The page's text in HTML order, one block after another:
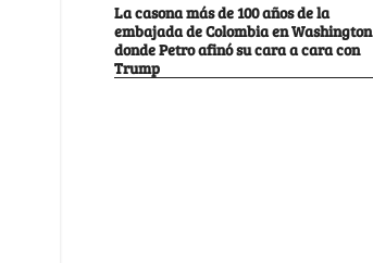
La casona más de 100 años de la
embajada de Colombia en Washington
donde Petro afinó su cara a cara con
Trump